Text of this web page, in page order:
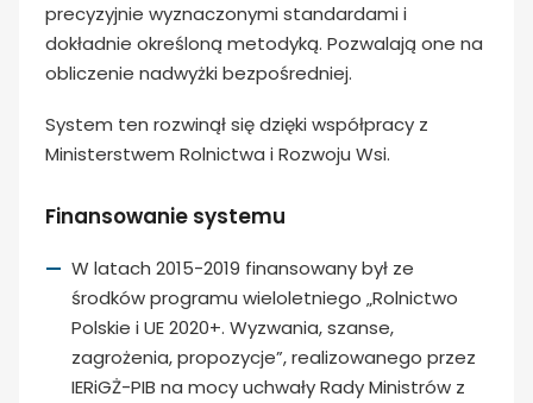
precyzyjnie wyznaczonymi standardami i
dokładnie określoną metodyką. Pozwalają one na
obliczenie nadwyżki bezpośredniej.
System ten rozwinął się dzięki współpracy z
Ministerstwem Rolnictwa i Rozwoju Wsi.
Finansowanie systemu
W latach 2015-2019 finansowany był ze
środków programu wieloletniego „Rolnictwo
Polskie i UE 2020+. Wyzwania, szanse,
zagrożenia, propozycje”, realizowanego przez
IERiGŻ-PIB na mocy uchwały Rady Ministrów z